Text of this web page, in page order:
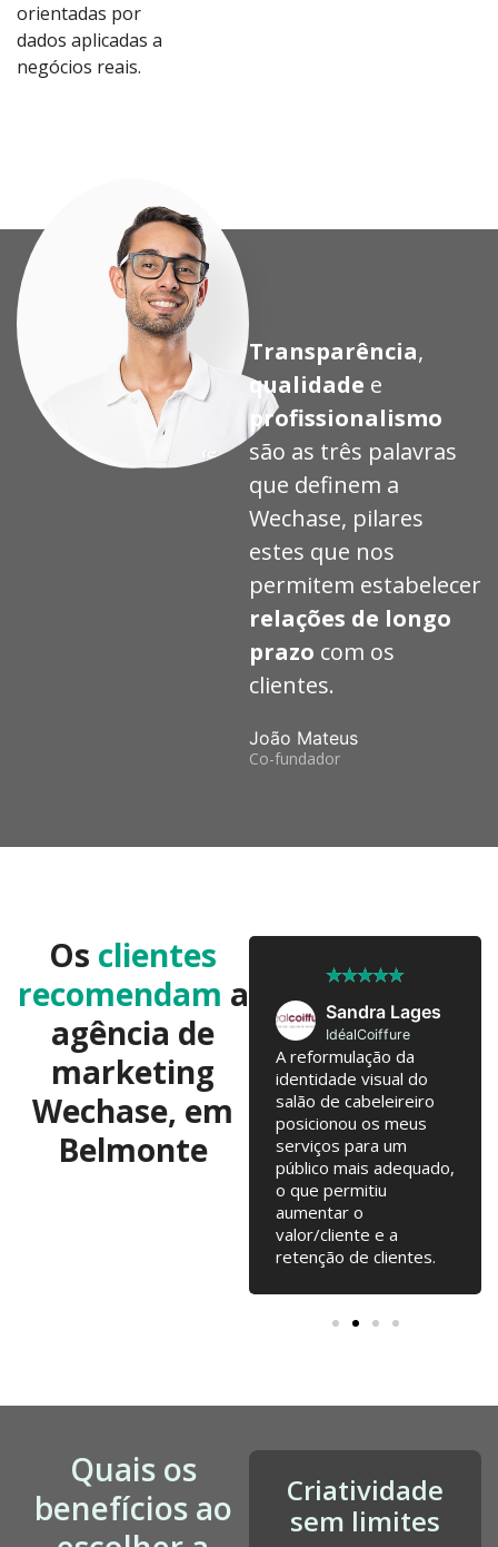
orientadas por
dados aplicadas a
negócios reais.
Transparência,
qualidade e
profissionalismo
são as três palavras
que definem a
Wechase, pilares
estes que nos
permitem estabelecer
relações de longo
prazo com os
clientes.
João Mateus
Co-fundador
Os clientes
recomendam a
agência de
marketing
Wechase, em
Belmonte
José Pedro
Twobrothers
Colaboramos já há 10
anos, com troca de
ideias regulares para
testarmos. Campanhas
online, Email Marketing,
alterações na loja
Sandra Lages
★★★★★
IdéalCoiffure
A reformulação da
identidade visual do
salão de cabeleireiro
posicionou os meus
serviços para um
público mais adequado,
o que permitiu
aumentar o
valor/cliente e a
retenção de clientes.
Quais os
benefícios ao
Criatividade
sem limites